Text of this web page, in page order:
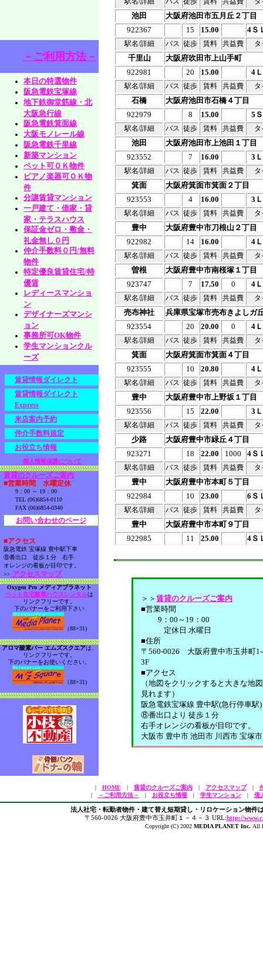
池田
大阪府池田市五月丘２丁目
922367
15 15.00 4Ｓ
駅名/詳細 バス 徒歩 賃料 共益費 タ
千里山
大阪府吹田市上山手町
922981
20 15.00 4
駅名/詳細 バス 徒歩 賃料 共益費 タ
石橋
大阪府池田市石橋４丁目
922979
8 15.00 5
駅名/詳細 バス 徒歩 賃料 共益費 タ
池田
大阪府池田市上池田１丁目
923552
7 16.00 3
駅名/詳細 バス 徒歩 賃料 共益費 タ
箕面
大阪府箕面市箕面２丁目
923553
4 16.00 3
駅名/詳細 バス 徒歩 賃料 共益費 タ
豊中
大阪府豊中市刀根山２丁目
922982
14 16.00 4
駅名/詳細 バス 徒歩 賃料 共益費 タ
曽根
大阪府豊中市南桜塚１丁目
923747
7 17.50 0 4
駅名/詳細 バス 徒歩 賃料 共益費 タ
売布神社
兵庫県宝塚市売布きよしガ
923554
20 20.00 0 4
駅名/詳細 バス 徒歩 賃料 共益費 タ
箕面
大阪府箕面市箕面４丁目
923555
10 20.80 4
駅名/詳細 バス 徒歩 賃料 共益費 タ
豊中
大阪府豊中市上野坂１丁目
923556
15 22.00 3
駅名/詳細 バス 徒歩 賃料 共益費 タ
少路
大阪府豊中市緑丘４丁目
923271
18 22.00 1000 4Ｓ
駅名/詳細 バス 徒歩 賃料 共益費 タ
豊中
大阪府豊中市本町５丁目
922984
10 23.00 6Ｓ
駅名/詳細 バス 徒歩 賃料 共益費 タ
豊中
大阪府豊中市本町９丁目
922985
11 25.00 4Ｓ
＞＞ 賃貸のクルーズご案内
■営業時間
9：00～19：00
定休日 水曜日
■住所
〒560-0026 大阪府豊中市玉井町
3F
■アクセス
（地図をクリックすると大きな地
見れます）
阪急電鉄宝塚線 豊中駅(急行停車駅)
⑧番出口より 徒歩１分
右手オレンジの看板が目印です。
大阪市 豊中市 池田市 川西市 宝塚
－ご利用方法－
本日の特選物件
阪急電鉄宝塚線
地下鉄御堂筋線・北
大阪急行線
阪急電鉄箕面線
大阪モノレール線
阪急電鉄千里線
新築マンション
ペット可ＯＫ物件
ピアノ楽器可ＯＫ物
件
分譲賃貸マンション
一戸建て・借家・貸
家・テラスハウス
保証金ゼロ・敷金・
礼金無し０円
仲介手数料０円/無料
物件
特定優良賃貸住宅/特
優賃
レディースマンショ
ン
デザイナーズマンシ
ョン
事務所可OK物件
学生マンションクル
ーズ
賃貸情報ダイレクト
賃貸情報ダイレクト
Express
来店案内予約
仲介手数料規定
お役立ち情報
個人情報保護について
賃貸のクルーズご案内
■営業時間 水曜定休
9：00 ～ 19：00
TEL (06)6854-0110
FAX (06)6854-0340
お問い合わせのページ
■アクセス
阪急電鉄 宝塚線 豊中駅下車
⑧番出口 徒歩１分 右手
オレンジの看板が目印です。
>> アクセスマップ
Oxygen Pro メディアプラネット
ペット在宅酸素ハウスレンタルは
リンクフリーです。
下のバナーをご利用下さい
（88×31)
アロマ酸素バー エムズスクエアは、
リンクフリーです。
下のバナーをお使いください。
（88×31)
| HOME| 賃貸のクルーズご案内| アクセスマップ|
|
－ご利用方法－ | お役立ち情報| 学生マンション| 個
法人社宅・転勤者物件・建て替え短期貸し・リロケーション物件
〒560-0026 大阪府豊中市玉井町１－４－３ URL:http://
Copyright (C) 2002 MEDIA PLANET Inc. All